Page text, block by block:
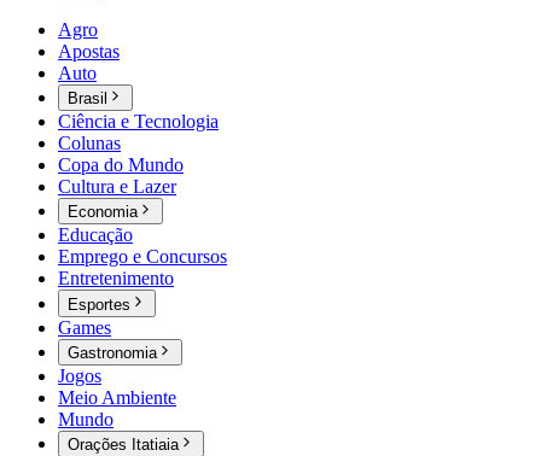
Agro
Apostas
Auto
Brasil
Ciência e Tecnologia
Colunas
Copa do Mundo
Cultura e Lazer
Economia
Educação
Emprego e Concursos
Entretenimento
Esportes
Games
Gastronomia
Jogos
Meio Ambiente
Mundo
Orações Itatiaia